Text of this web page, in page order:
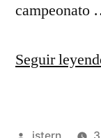
campeonato
Seguir
Publicado